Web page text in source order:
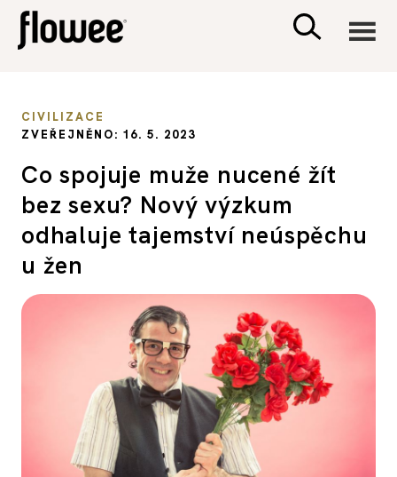
PSYCHOLOGIE
SEX A VZTAHY
PORADNA
CIVILIZACE
ZVEŘEJNĚNO: 16. 5. 2023
Co spojuje muže nucené žít
bez sexu? Nový výzkum
odhaluje tajemství neúspěchu
u žen